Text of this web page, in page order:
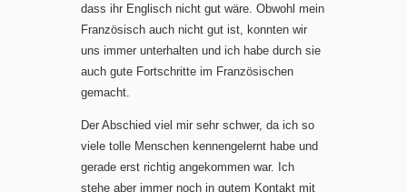
dass ihr Englisch nicht gut wäre. Obwohl mein
Französisch auch nicht gut ist, konnten wir
uns immer unterhalten und ich habe durch sie
auch gute Fortschritte im Französischen
gemacht.
Der Abschied viel mir sehr schwer, da ich so
viele tolle Menschen kennengelernt habe und
gerade erst richtig angekommen war. Ich
stehe aber immer noch in gutem Kontakt mit